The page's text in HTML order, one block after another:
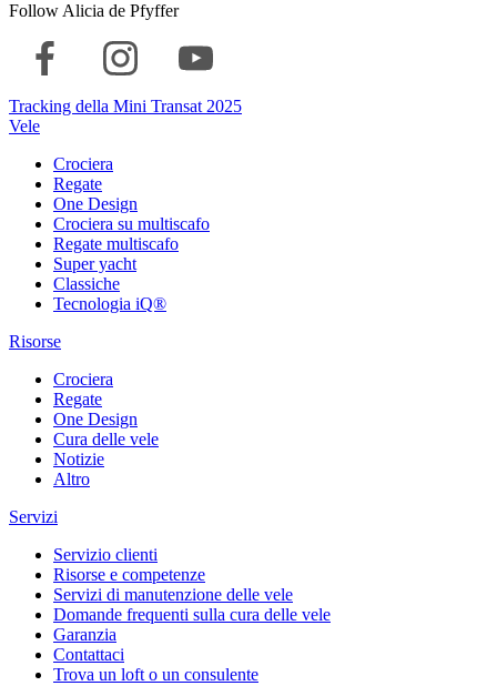
Follow Alicia de Pfyffer
Tracking della Mini Transat 2025
Vele
Crociera
Regate
One Design
Crociera su multiscafo
Regate multiscafo
Super yacht
Classiche
Tecnologia iQ®
Risorse
Crociera
Regate
One Design
Cura delle vele
Notizie
Altro
Servizi
Servizio clienti
Risorse e competenze
Servizi di manutenzione delle vele
Domande frequenti sulla cura delle vele
Garanzia
Contattaci
Trova un loft o un consulente